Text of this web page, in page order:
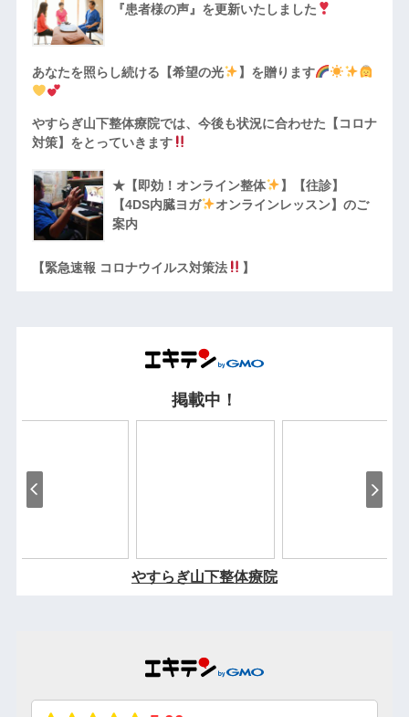
『患者様の声』を更新いたしました
あなたを照らし続ける【希望の光 】を贈ります
やすらぎ山下整体療院では、今後も状況に合わせた【コロナ
対策】をとっていきます
★【即効！オンライン整体
】【往診】
【4DS内臓ヨガ
オンラインレッスン】のご
案内
【緊急速報 コロナウイルス対策法 】